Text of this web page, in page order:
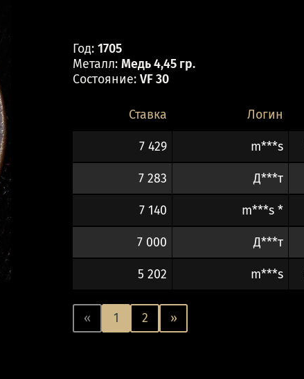
Год: 1705
Металл: Медь 4,45 гр.
Состояние: VF 30
Ставка Логин
7 429 m***s
7 283 Д***т
7 140 m***s *
7 000 Д***т
5 202 m***s
« 1 2 »